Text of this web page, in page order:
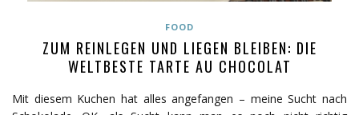
FOOD
ZUM REINLEGEN UND LIEGEN BLEIBEN: DIE
WELTBESTE TARTE AU CHOCOLAT
Mit diesem Kuchen hat alles angefangen – meine Sucht nach